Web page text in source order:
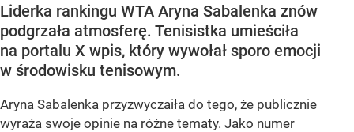
Liderka rankingu WTA Aryna Sabalenka znów
podgrzała atmosferę. Tenisistka umieściła
na portalu X wpis, który wywołał sporo emocji
w środowisku tenisowym.
Aryna Sabalenka przyzwyczaiła do tego, że publicznie
wyraża swoje opinie na różne tematy. Jako numer